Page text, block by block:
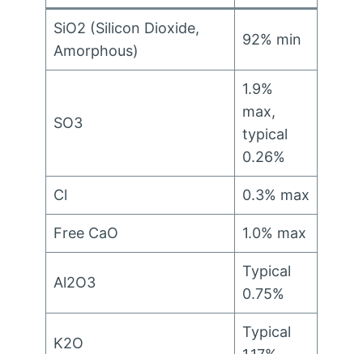
SiO2 (Silicon Dioxide,
Amorphous)
92% min
SO3
1.9%
max,
typical
0.26%
Cl 0.3% max
Free CaO 1.0% max
Al2O3
Typical
0.75%
K2O
Typical